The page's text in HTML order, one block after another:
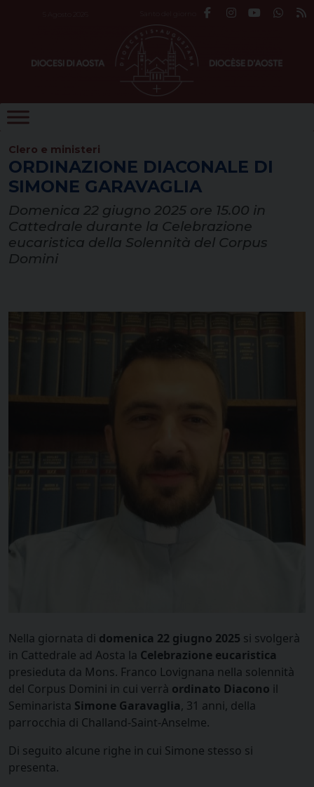
Clero e ministeri
ORDINAZIONE DIACONALE DI
SIMONE GARAVAGLIA
Domenica 22 giugno 2025 ore 15.00 in
Cattedrale durante la Celebrazione
eucaristica della Solennità del Corpus
Domini
Nella giornata di domenica 22 giugno 2025 si svolgerà
in Cattedrale ad Aosta la Celebrazione eucaristica
presieduta da Mons. Franco Lovignana nella solennità
del Corpus Domini in cui verrà ordinato Diacono il
Seminarista Simone Garavaglia, 31 anni, della
parrocchia di Challand-Saint-Anselme.
Di seguito alcune righe in cui Simone stesso si
presenta.